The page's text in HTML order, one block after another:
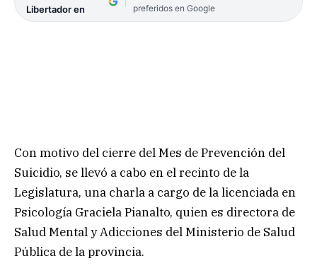
Libertador en
preferidos en Google
Con motivo del cierre del Mes de Prevención del
Suicidio, se llevó a cabo en el recinto de la
Legislatura, una charla a cargo de la licenciada en
Psicología Graciela Pianalto, quien es directora de
Salud Mental y Adicciones del Ministerio de Salud
Pública de la provincia.